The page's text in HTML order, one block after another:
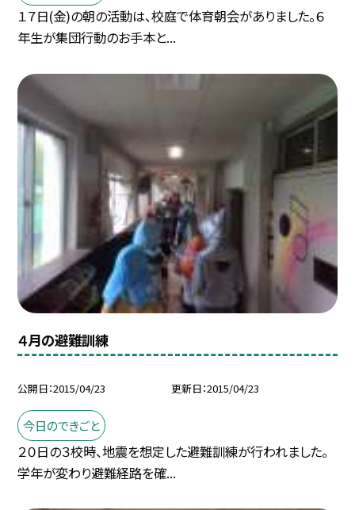
１７日(金)の朝の活動は、校庭で体育朝会がありました。６
年生が集団行動のお手本と...
４月の避難訓練
公開日 2015/04/23 更新日 2015/04/23
今日のできごと
２０日の３校時、地震を想定した避難訓練が行われました。
学年が変わり避難経路を確...